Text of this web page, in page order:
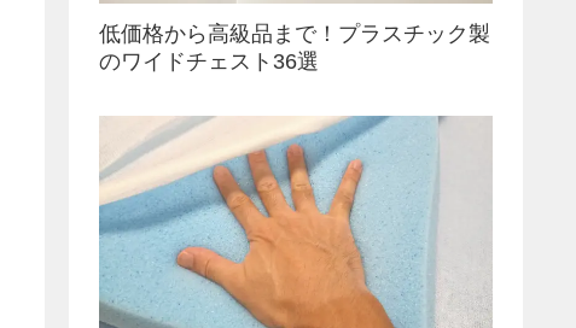
低価格から高級品まで！プラスチック製
のワイドチェスト36選